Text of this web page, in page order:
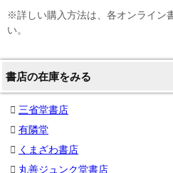
※詳しい購入方法は、各オンライン
い。
書店の在庫をみる
三省堂書店
有隣堂
くまざわ書店
丸善ジュンク堂書店